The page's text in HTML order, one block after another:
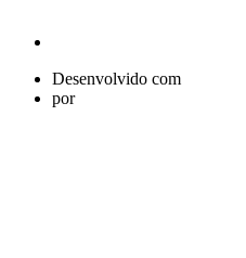
Desenvolvido com
por